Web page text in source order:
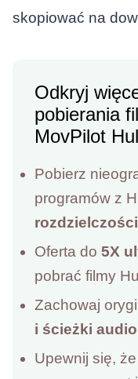
skopiować na
Odkryj
pobierania
MovPilot
Pobierz
programów z
Oferta do5X
pobrać filmy
Zachowaj
i ścieżki audio
Upewnij się,